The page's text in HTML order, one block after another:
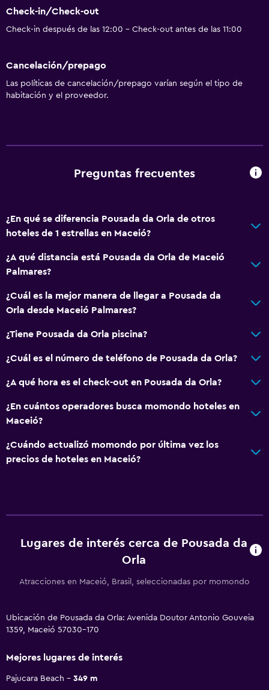
Check-in/Check-out
Check-in después de las 12:00 - Check-out antes de las 11:00
Cancelación/prepago
Las políticas de cancelación/prepago varían según el tipo de
habitación y el proveedor.
Preguntas frecuentes
¿En qué se diferencia Pousada da Orla de otros
hoteles de 1 estrellas en Maceió?
¿A qué distancia está Pousada da Orla de Maceió
Palmares?
¿Cuál es la mejor manera de llegar a Pousada da
Orla desde Maceió Palmares?
¿Tiene Pousada da Orla piscina?
¿Cuál es el número de teléfono de Pousada da Orla?
¿A qué hora es el check-out en Pousada da Orla?
¿En cuántos operadores busca momondo hoteles en
Maceió?
¿Cuándo actualizó momondo por última vez los
precios de hoteles en Maceió?
Lugares de interés cerca de Pousada da
Orla
Atracciones en Maceió, Brasil, seleccionadas por momondo
Ubicación de Pousada da Orla: Avenida Doutor Antonio Gouveia
1359, Maceió 57030-170
Mejores lugares de interés
Pajucara Beach
349 m